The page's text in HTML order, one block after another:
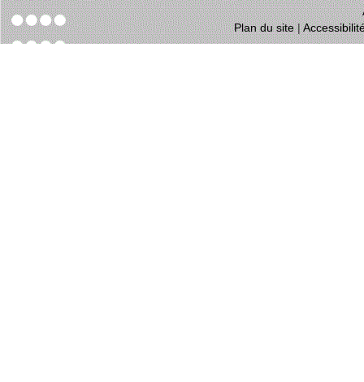
Plan du site|